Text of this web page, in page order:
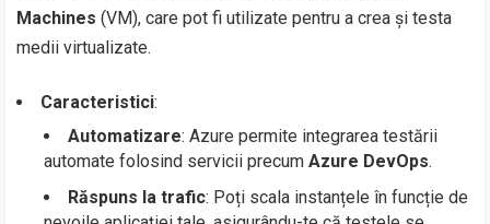
Machines (VM), care pot fi utilizate pentru a crea și testa
medii virtualizate.
Caracteristici:
Automatizare: Azure permite integrarea testării
automate folosind servicii precumAzure DevOps.
Răspuns la trafic: Poți scala instanțele în funcție de